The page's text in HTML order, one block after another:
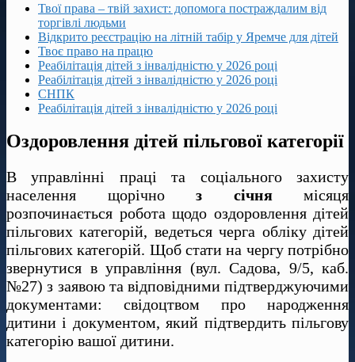
Твої права – твій захист: допомога постраждалим від
торгівлі людьми
Відкрито реєстрацію на літній табір у Яремче для дітей
Твоє право на працю
Реабілітація дітей з інвалідністю у 2026 році
Реабілітація дітей з інвалідністю у 2026 році
СНПК
Реабілітація дітей з інвалідністю у 2026 році
Оздоровлення дітей пільгової категорії
В управлінні праці та соціального захисту
населення щорічно з січнямісяця
розпочинається робота щодо оздоровлення дітей
пільгових категорій, ведеться черга обліку дітей
пільгових категорій. Щоб стати на чергу потрібно
звернутися в управління (вул. Садова, 9/5, каб.
№27) з заявою та відповідними підтверджуючими
документами: свідоцтвом про народження
дитини і документом, який підтвердить пільгову
категорію вашої дитини.